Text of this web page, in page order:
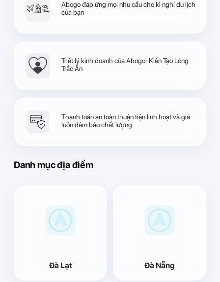
Abogo đáp ứng mọi nhu cầu cho kì nghỉ du lịch
của bạn
Triết lý kinh doanh của Abogo: Kiến Tạo Lòng
Trắc Ẩn
Thanh toán an toàn thuận tiện linh hoạt và giá
luôn đảm bảo chất lượng
Danh mục địa điểm
Đà Lạt Đà Nẵng